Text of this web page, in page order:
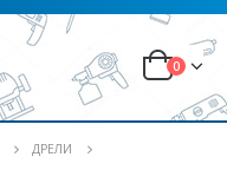
0
ДРЕЛИ